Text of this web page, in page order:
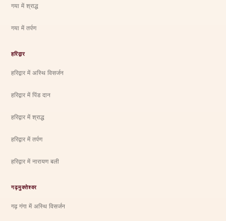
गया में श्राद्ध
गया में तर्पण
हरिद्वार
हरिद्वार में अस्थि विसर्जन
हरिद्वार में पिंड दान
हरिद्वार में श्राद्ध
हरिद्वार में तर्पण
हरिद्वार में नारायण बली
गढ़मुक्तेश्वर
गढ़ गंगा में अस्थि विसर्जन